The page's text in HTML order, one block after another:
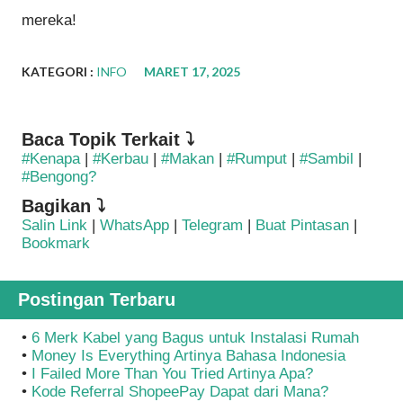
mereka!
KATEGORI : INFO MARET 17, 2025
Baca Topik Terkait ⤵
#Kenapa| #Kerbau #Makan #Rumput #Sambil
#Bengong?
Bagikan ⤵
Salin Link WhatsApp Telegram Buat Pintasan
Bookmark
Postingan Terbaru
• 6 Merk Kabel yang Bagus untuk Instalasi Rumah
• Money Is Everything Artinya Bahasa Indonesia
•
I Failed More Than You Tried Artinya Apa?
• Kode Referral ShopeePay Dapat dari Mana?